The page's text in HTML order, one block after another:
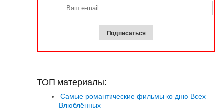
ТОП материалы:
Самые романтические фильмы ко дню Всех
Влюблённых